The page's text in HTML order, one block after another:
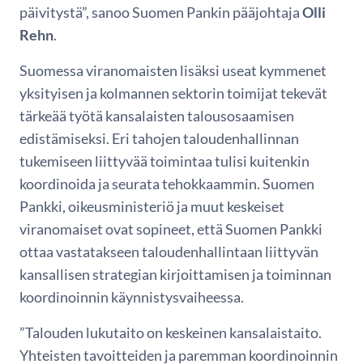
päivitystä”, sanoo Suomen Pankin pääjohtajaOlli
Rehn.
Suomessa viranomaisten lisäksi useat kymmenet
yksityisen ja kolmannen sektorin toimijat tekevät
tärkeää työtä kansalaisten talousosaamisen
edistämiseksi. Eri tahojen taloudenhallinnan
tukemiseen liittyvää toimintaa tulisi kuitenkin
koordinoida ja seurata tehokkaammin. Suomen
Pankki, oikeusministeriö ja muut keskeiset
viranomaiset ovat sopineet, että Suomen Pankki
ottaa vastatakseen taloudenhallintaan liittyvän
kansallisen strategian kirjoittamisen ja toiminnan
koordinoinnin käynnistysvaiheessa.
”Talouden lukutaito on keskeinen kansalaistaito.
Yhteisten tavoitteiden ja paremman koordinoinnin